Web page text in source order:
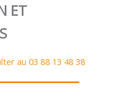
ET
au 03 88 13 48 38